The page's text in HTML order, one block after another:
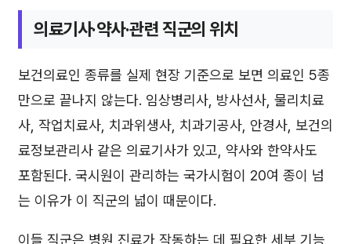
의료기사·약사·관련 직군의 위치
보건의료인 종류를 실제 현장 기준으로 보면 의료인 5종
만으로 끝나지 않는다. 임상병리사, 방사선사, 물리치료
사, 작업치료사, 치과위생사, 치과기공사, 안경사, 보건의
료정보관리사 같은 의료기사가 있고, 약사와 한약사도
포함된다. 국시원이 관리하는 국가시험이 20여 종이 넘
는 이유가 이 직군의 넓이 때문이다.
이들 직군은 병원 진료가 작동하는 데 필요한 세부 기능